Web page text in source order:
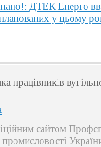
ДТЕК Енерго
у цьому
працівників
сайтом
промисловості